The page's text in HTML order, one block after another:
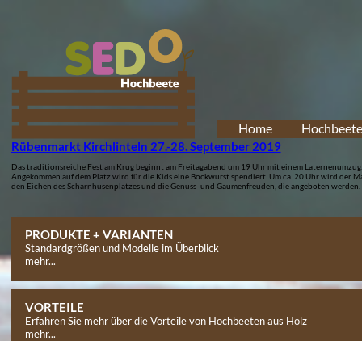
Home Hochbeete
Rübenmarkt Kirchlinteln 27.-28. September 2019
Das traditionsreiche Fest am Krug beginnt am Freitagabend um 19 Uhr mit einem
Angekommen auf dem Platz wird für die Kids eine Bockwurst spendiert. Um ca. 20 Uhr wird
den Eichen des Scharnhusenplatzes und die Genuss-und Gaumenfreuden, die angeboten werden.
PRODUKTE + VARIANTEN
Standardgrößen und Modelle im Überblick
mehr...
VORTEILE
Erfahren Sie mehr über die Vorteile von Hochbeeten aus Holz
mehr...